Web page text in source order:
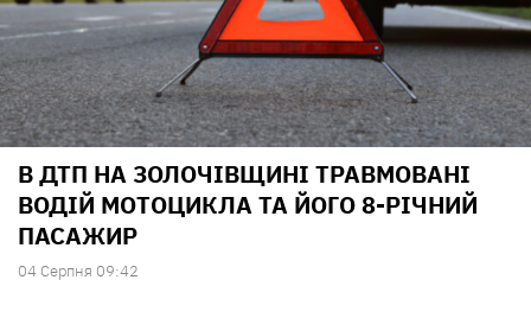
В ДТП НА ЗОЛОЧІВЩИНІ ТРАВМОВАНІ
ВОДІЙ МОТОЦИКЛА ТА ЙОГО 8-РІЧНИЙ
ПАСАЖИР
04 Серпня 09:42